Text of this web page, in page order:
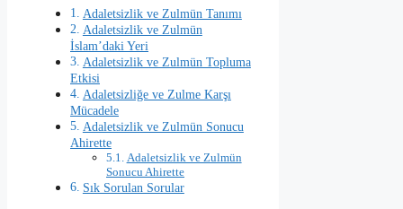
Adaletsizlik ve Zulmün Tanımı
Adaletsizlik ve Zulmün
İslam’daki Yeri
Adaletsizlik ve Zulmün Topluma
Etkisi
Adaletsizliğe ve Zulme Karşı
Mücadele
Adaletsizlik ve Zulmün Sonucu
Ahirette
Adaletsizlik ve Zulmün
Sonucu Ahirette
Sık Sorulan Sorular